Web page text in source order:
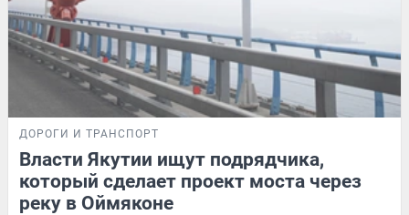
ДОРОГИ И ТРАНСПОРТ
Власти Якутии ищут подрядчика,
который сделает проект моста через
реку в Оймяконе